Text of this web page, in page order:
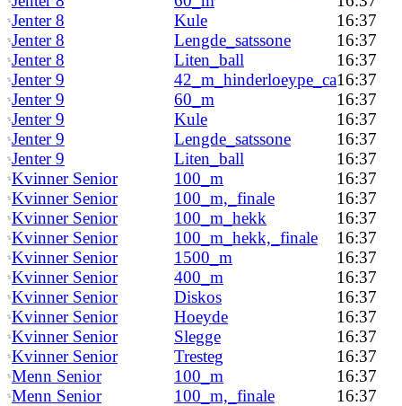
Jenter 8
Kule
16:37
Jenter 8
Lengde_satssone
16:37
Jenter 8
Liten_ball
16:37
Jenter 9
42_m_hinderloeype_ca16:37
Jenter 9
60_m
16:37
Jenter 9
Kule
16:37
Jenter 9
Lengde_satssone
16:37
Jenter 9
Liten_ball
16:37
Kvinner Senior
100_m
16:37
Kvinner Senior
100_m,_finale
16:37
Kvinner Senior
100_m_hekk
16:37
Kvinner Senior
100_m_hekk,_finale
16:37
Kvinner Senior
1500_m
16:37
Kvinner Senior
400_m
16:37
Kvinner Senior
Diskos
16:37
Kvinner Senior
Hoeyde
16:37
Kvinner Senior
Slegge
16:37
Kvinner Senior
Tresteg
16:37
Menn Senior
100_m
16:37
Menn Senior
100_m,_finale
16:37